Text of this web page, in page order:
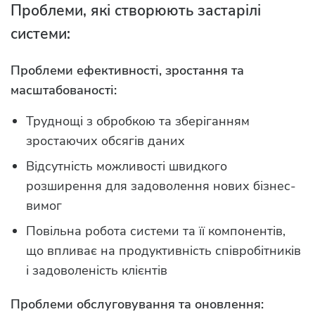
Проблеми, які створюють застарілі
системи:
Проблеми ефективності, зростання та
масштабованості:
Труднощі з обробкою та зберіганням
зростаючих обсягів даних
Відсутність можливості швидкого
розширення для задоволення нових бізнес-
вимог
Повільна робота системи та її компонентів,
що впливає на продуктивність співробітників
і задоволеність клієнтів
Проблеми обслуговування та оновлення: